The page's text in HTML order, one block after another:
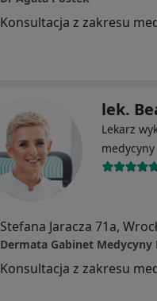
lek.
Lekarz
Stefana Jaracza 71a,